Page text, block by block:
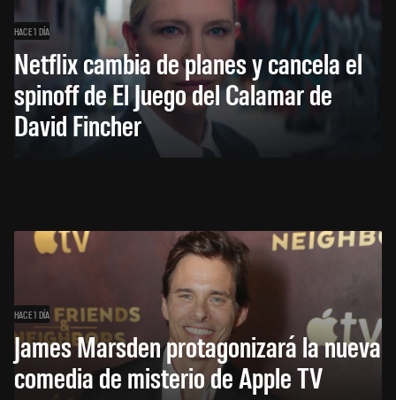
HACE 1 DÍA
Netflix cambia de planes y cancela el
spinoff de El Juego del Calamar de
David Fincher
HACE 1 DÍA
James Marsden protagonizará la nueva
comedia de misterio de Apple TV